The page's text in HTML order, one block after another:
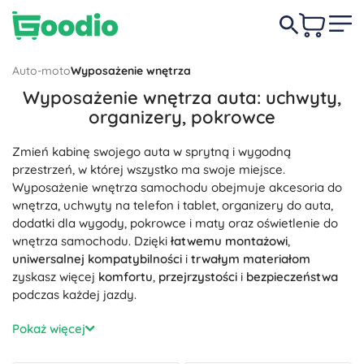
Auto-motoWyposażenie wnętrza
Wyposażenie wnętrza auta: uchwyty,
organizery, pokrowce
Zmień kabinę swojego auta w sprytną i wygodną
przestrzeń, w której wszystko ma swoje miejsce.
Wyposażenie wnętrza samochodu obejmuje akcesoria do
wnętrza, uchwyty na telefon i tablet, organizery do auta,
dodatki dla wygody, pokrowce i maty oraz oświetlenie do
wnętrza samochodu. Dzięki łatwemu montażowi,
uniwersalnej kompatybilności i trwałym materiałom
zyskasz więcej komfortu, przejrzystości i bezpieczeństwa
podczas każdej jazdy.
Chcesz mieć nawigację w zasięgu wzroku, a kable i
drobiazgi pod kontrolą? Wybierz z kategorii
Pokaż więcej